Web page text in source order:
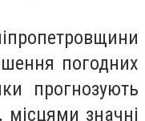
погодних
прогнозують
значні